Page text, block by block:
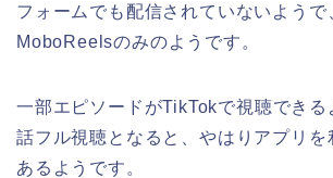
フォームでも配信されていないようで
MoboReelsのみのようです。
一部エピソードがTikTokで視聴できる
話フル視聴となると、やはりアプリを
あるようです。